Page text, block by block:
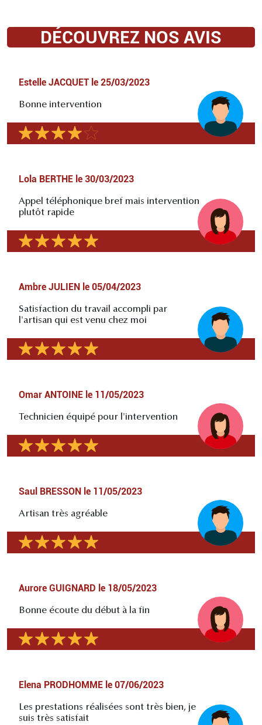
DÉCOUVREZ NOS AVIS
Estelle JACQUET le 25/03/2023
Bonne intervention
Lola BERTHE le 30/03/2023
Appel téléphonique bref mais intervention
plutôt rapide
Ambre JULIEN le 05/04/2023
Satisfaction du travail accompli par
l'artisan qui est venu chez moi
Omar ANTOINE le 11/05/2023
Technicien équipé pour l'intervention
Saul BRESSON le 11/05/2023
Artisan très agréable
Aurore GUIGNARD le 18/05/2023
Bonne écoute du début à la fin
Elena PRODHOMME le 07/06/2023
Les prestations réalisées sont très bien, je
suis très satisfait